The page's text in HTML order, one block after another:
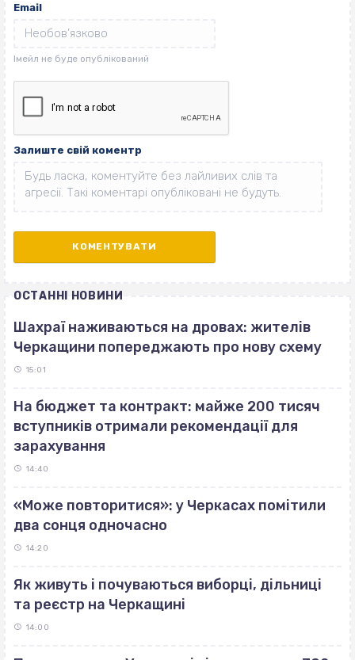
Email
Залиште свій коментр
ОСТАННІ НОВИНИ
Шахраї наживаються на дровах: жителів
Черкащини попереджають про нову схему
15:01
На бюджет та контракт: майже 200 тисяч
вступників отримали рекомендації для
зарахування
14:40
«Може повторитися»: у Черкасах помітили
два сонця одночасно
14:20
Як живуть і почуваються виборці, дільниці
та реєстр на Черкащині
14:00